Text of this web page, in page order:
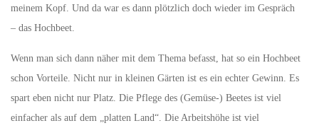
meinem Kopf. Und da war es dann plötzlich doch wieder im Gespräch
– das Hochbeet.
Wenn man sich dann näher mit dem Thema befasst, hat so ein Hochbeet
schon Vorteile. Nicht nur in kleinen Gärten ist es ein echter Gewinn. Es
spart eben nicht nur Platz. Die Pflege des (Gemüse-) Beetes ist viel
einfacher als auf dem „platten Land“. Die Arbeitshöhe ist viel